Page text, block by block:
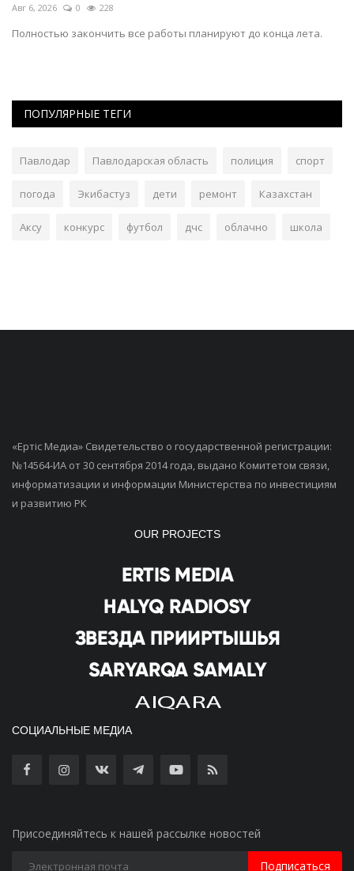
Авг 6, 2026 0 228
Полностью закончить все работы планируют до конца лета.
ПОПУЛЯРНЫЕ ТЕГИ
Павлодар Павлодарская область полиция спорт
погода Экибастуз дети ремонт Казахстан
Аксу конкурс футбол дчс облачно школа
«Ертiс Медиа» Свидетельство о государственной регистрации:
№14564-ИА от 30 сентября 2014 года, выдано Комитетом связи,
информатизации и информации Министерства по инвестициям
и развитию РК
OUR PROJECTS
СОЦИАЛЬНЫЕ МЕДИА
Присоединяйтесь к нашей рассылке новостей
Подписаться